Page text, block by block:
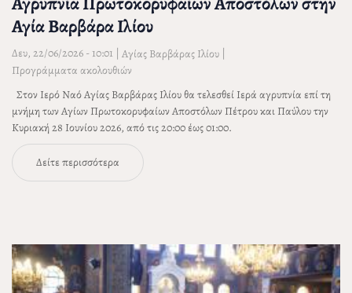
Αγία Βαρβάρα Ιλίου
Δευ, 22/06/2026 - 10:01 | Αγίας Βαρβάρας Ιλίου |
Προγράμματα ακολουθιών
Στον Ιερό Ναό Αγίας Βαρβάρας Ιλίου θα τελεσθεί Ιερά αγρυπνία επί τη
μνήμη των Αγίων Πρωτοκορυφαίων Αποστόλων Πέτρου και Παύλου την
Κυριακή 28 Ιουνίου 2026, από τις 20:00 έως 01:00.
Δείτε περισσότερα